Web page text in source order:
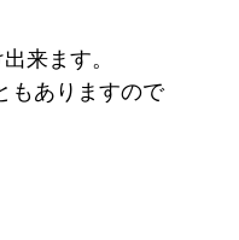
来ます。
もありますので